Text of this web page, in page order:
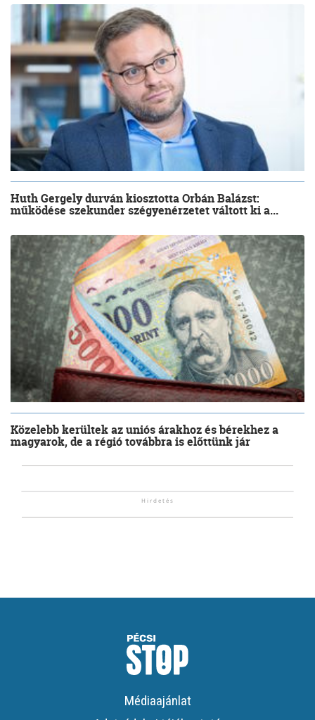
Huth Gergely durván kiosztotta Orbán Balázst:
működése szekunder szégyenérzetet váltott ki a...
Közelebb kerültek az uniós árakhoz és bérekhez a
magyarok, de a régió továbbra is előttünk jár
Médiaajánlat